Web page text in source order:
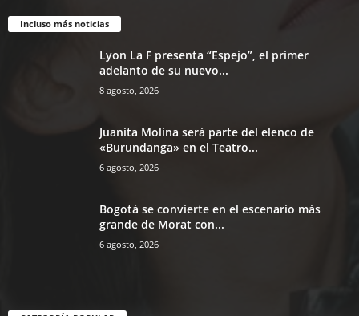
Incluso más noticias
Lyon La F presenta “Espejo”, el primer
adelanto de su nuevo...
8 agosto, 2026
Juanita Molina será parte del elenco de
«Burundanga» en el Teatro...
6 agosto, 2026
Bogotá se convierte en el escenario más
grande de Morat con...
6 agosto, 2026